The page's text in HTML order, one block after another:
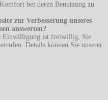
bei deren Benutzung zu
zur Verbesserung unseres
auswerten?
Einwilligung ist freiwillig, Sie
Details können Sie unserer